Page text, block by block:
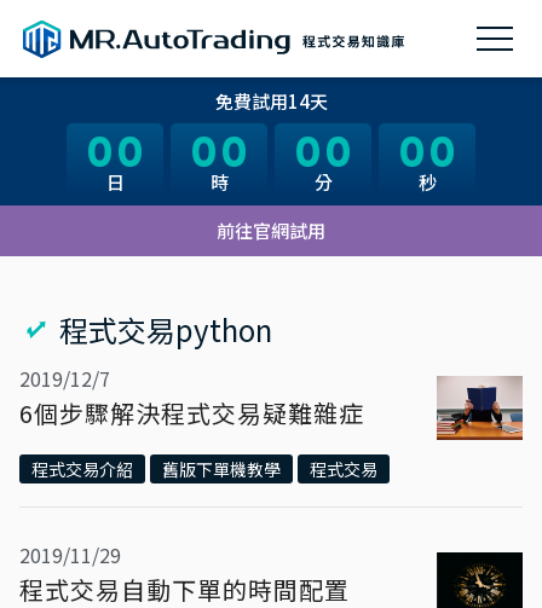
00
日 00
時 00
分 00
秒
前往官網試用
免費試用14天
00
日 00
時 00
分 00
秒
程式交易python
2019/12/7
6個步驟解決程式交易疑難雜症
程式交易介紹 舊版下單機教學 程式交易
2019/11/29
程式交易自動下單的時間配置